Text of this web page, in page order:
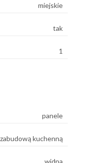
miejskie
tak
1
panele
kuchenną
widna